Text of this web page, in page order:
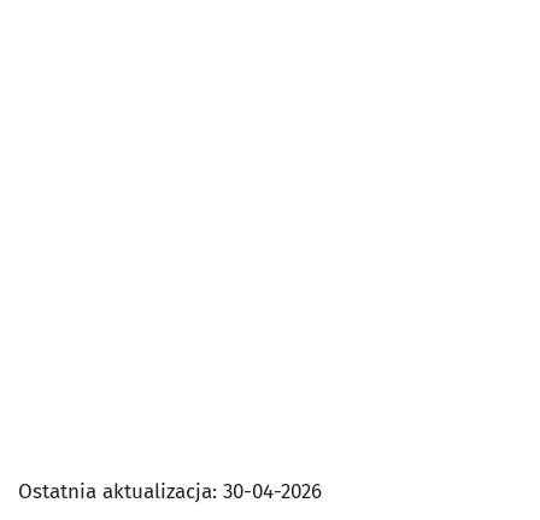
Ostatnia aktualizacja: 30-04-2026